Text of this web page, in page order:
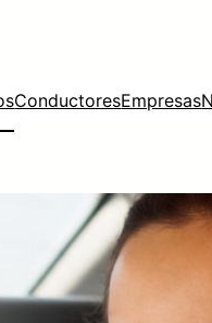
ConductoresEmpresas